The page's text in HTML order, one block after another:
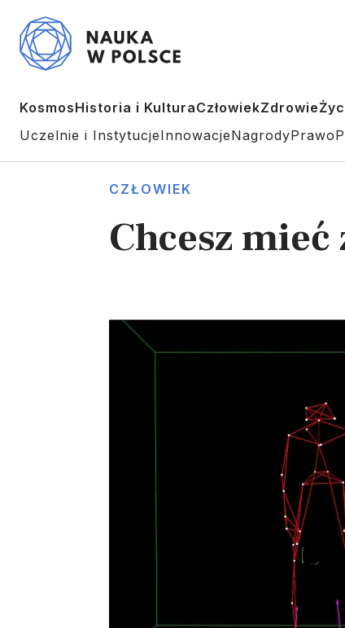
KosmosHistoria i KulturaCzłowiekZdrowie
Uczelnie i InstytucjeInnowacjeNagrodyPrawo
CZŁOWIEK
Chcesz